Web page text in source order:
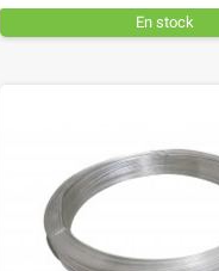
En stock